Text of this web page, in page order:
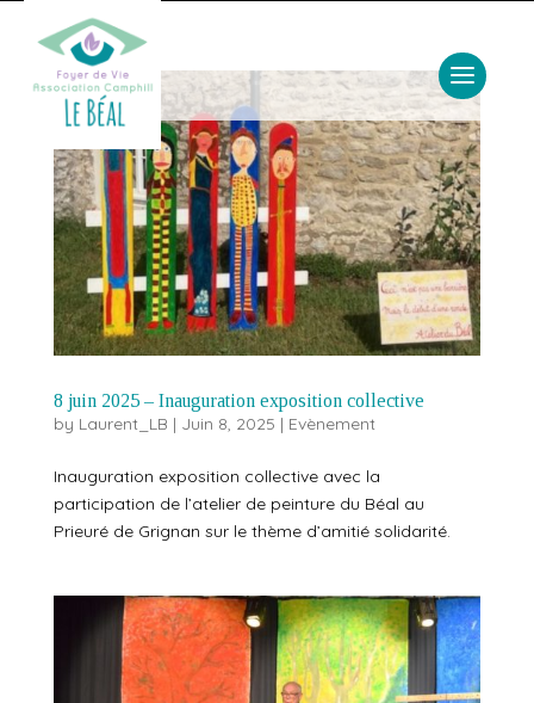
8 juin 2025 – Inauguration exposition collective
by Laurent_LB | Juin 8, 2025 | Evènement
Inauguration exposition collective avec la
participation de l’atelier de peinture du Béal au
Prieuré de Grignan sur le thème d’amitié solidarité.